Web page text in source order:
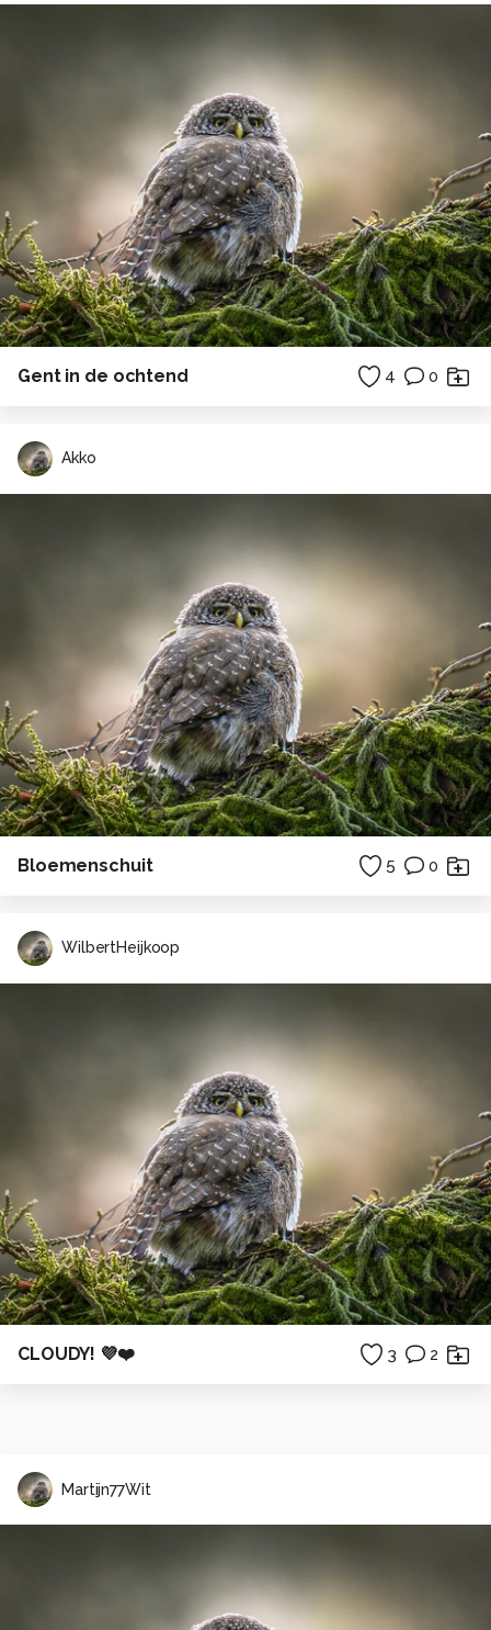
Gent in de ochtend 4 0
Akko
Bloemenschuit 5 0
WilbertHeijkoop
CLOUDY! 💜❤️ 3 2
Martijn77Wit